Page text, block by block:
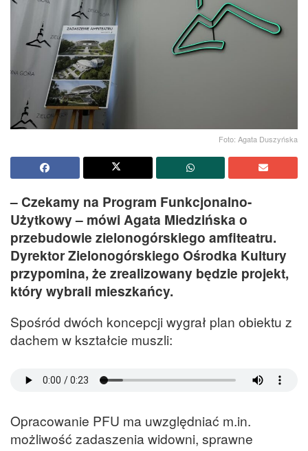
Foto: Agata Duszyńska
– Czekamy na Program Funkcjonalno-
Użytkowy – mówi Agata Miedzińska o
przebudowie zielonogórskiego amfiteatru.
Dyrektor Zielonogórskiego Ośrodka Kultury
przypomina, że zrealizowany będzie projekt,
który wybrali mieszkańcy.
Spośród dwóch koncepcji wygrał plan obiektu z
dachem w kształcie muszli:
Opracowanie PFU ma uwzględniać m.in.
możliwość zadaszenia widowni, sprawne